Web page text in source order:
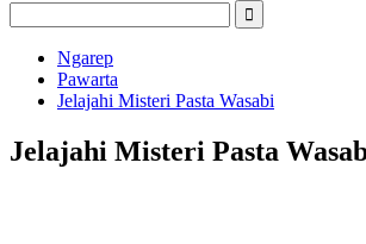
Ngarep
Pawarta
Jelajahi Misteri Pasta Wasabi
Jelajahi Misteri Pasta